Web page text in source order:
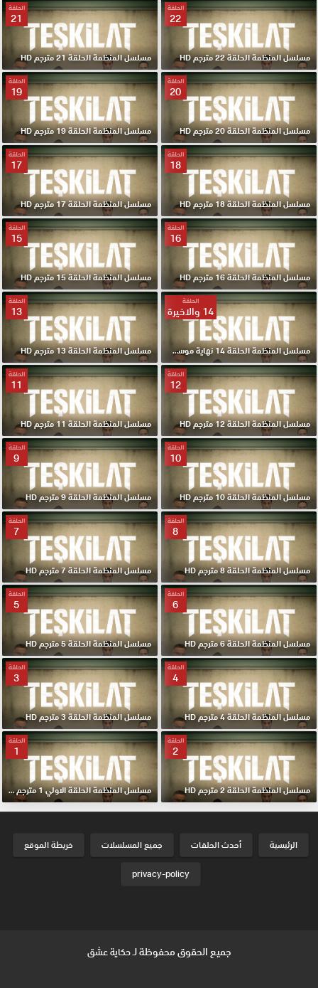
الحلقة
22
مسلسل المنظمة الحلقة 22 مترجم HD
الحلقة
21
مسلسل المنظمة الحلقة 21 مترجم HD
الحلقة
20
مسلسل المنظمة الحلقة 20 مترجم HD
الحلقة
19
مسلسل المنظمة الحلقة 19 مترجم HD
الحلقة
18
مسلسل المنظمة الحلقة 18 مترجم HD
الحلقة
17
مسلسل المنظمة الحلقة 17 مترجم HD
الحلقة
16
مسلسل المنظمة الحلقة 16 مترجم HD
الحلقة
15
مسلسل المنظمة الحلقة 15 مترجم HD
الحلقة
14 والاخيرة
مسلسل المنظمة الحلقة 14 نهاية موسم مترجم HD
الحلقة
13
مسلسل المنظمة الحلقة 13 مترجم HD
الحلقة
12
مسلسل المنظمة الحلقة 12 مترجم HD
الحلقة
11
مسلسل المنظمة الحلقة 11 مترجم HD
الحلقة
10
مسلسل المنظمة الحلقة 10 مترجم HD
الحلقة
9
مسلسل المنظمة الحلقة 9 مترجم HD
الحلقة
8
مسلسل المنظمة الحلقة 8 مترجم HD
الحلقة
7
مسلسل المنظمة الحلقة 7 مترجم HD
الحلقة
6
مسلسل المنظمة الحلقة 6 مترجم HD
الحلقة
5
مسلسل المنظمة الحلقة 5 مترجم HD
الحلقة
4
مسلسل المنظمة الحلقة 4 مترجم HD
الحلقة
3
مسلسل المنظمة الحلقة 3 مترجم HD
الحلقة
2
مسلسل المنظمة الحلقة 2 مترجم HD
الحلقة
1
مسلسل المنظمة الحلقة الاولي 1 مترجم HD
الرئيسية أحدث الحلقات جميع المسلسلات
خريطة الموقع
privacy-policy
جميع الحقوق محفوظة لـحكاية عشق